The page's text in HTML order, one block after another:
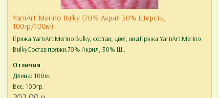
YarnArt Merino Bulky (70% Акрил 30% Шерсть,
100гр/100м)
Пряжа YarnArt Merino Bulky, состав, цвет, видПряжа YarnArt Merino
BulkyСостав пряжи:70% Акрил, 30% Ш..
Отличия
Длина: 100м.
Вес: 100гр.